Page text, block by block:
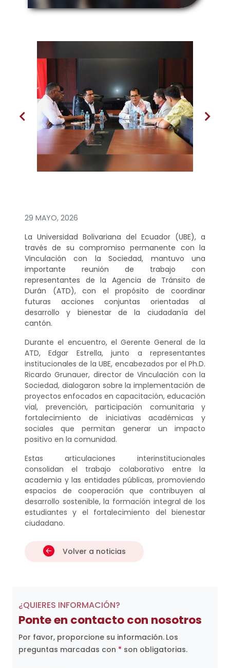
29 MAYO, 2026
La Universidad Bolivariana del Ecuador (UBE), a
través de su compromiso permanente con la
Vinculación con la Sociedad, mantuvo una
importante reunión de trabajo con
representantes de la Agencia de Tránsito de
Durán (ATD), con el propósito de coordinar
futuras acciones conjuntas orientadas al
desarrollo y bienestar de la ciudadanía del
cantón.
Durante el encuentro, el Gerente General de la
ATD, Edgar Estrella, junto a representantes
institucionales de la UBE, encabezados por el Ph.D.
Ricardo Grunauer, director de Vinculación con la
Sociedad, dialogaron sobre la implementación de
proyectos enfocados en capacitación, educación
vial, prevención, participación comunitaria y
fortalecimiento de iniciativas académicas y
sociales que permitan generar un impacto
positivo en la comunidad.
Estas articulaciones interinstitucionales
consolidan el trabajo colaborativo entre la
academia y las entidades públicas, promoviendo
espacios de cooperación que contribuyen al
desarrollo sostenible, la formación integral de los
estudiantes y el fortalecimiento del bienestar
ciudadano.
Volver a noticias
¿QUIERES INFORMACIÓN?
Ponte en contacto con nosotros
Por favor, proporcione su información. Los
preguntas marcadas con * son obligatorias.